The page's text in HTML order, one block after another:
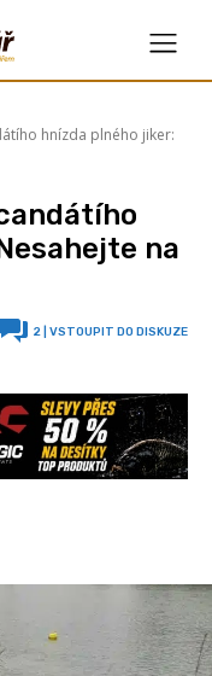
hnízda plného jiker:
na
2 | VSTOUPIT DO DISKUZE